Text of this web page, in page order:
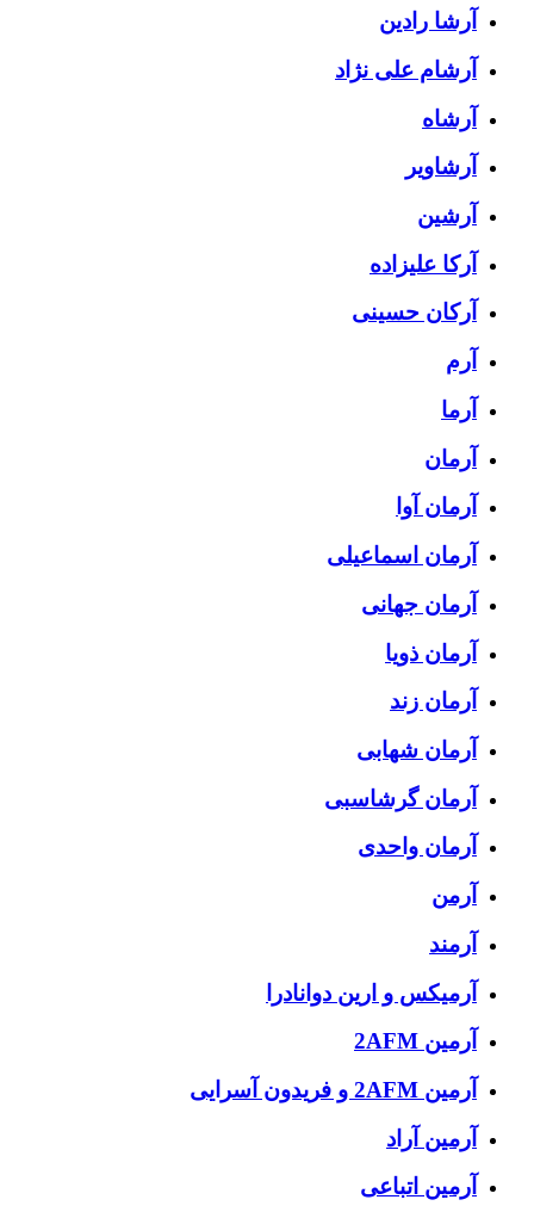
آرشا رادین
آرشام علی نژاد
آرشاه
آرشاویر
آرشین
آرکا علیزاده
آرکان حسینی
آرم
آرما
آرمان
آرمان آوا
آرمان اسماعیلی
آرمان جهانی
آرمان ذویا
آرمان زند
آرمان شهابی
آرمان گرشاسبی
آرمان واحدی
آرمن
آرمند
آرمیکس و ارین دوانادرا
آرمین 2AFM
آرمین 2AFM و فریدون آسرایی
آرمین آراد
آرمین اتباعی